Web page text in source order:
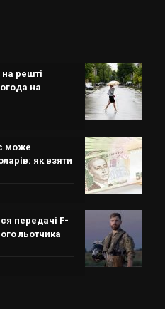
на решті
на
може
як взяти
передачі F-
льотчика